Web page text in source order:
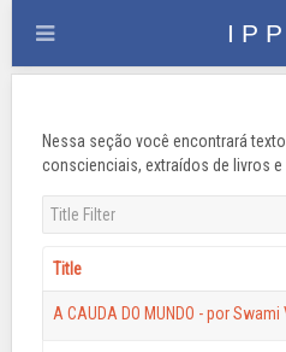
Nessa seção você encontrará
conscienciais, extraídos de livros e
Title Filter
Title
A CAUDA DO MUNDO - por